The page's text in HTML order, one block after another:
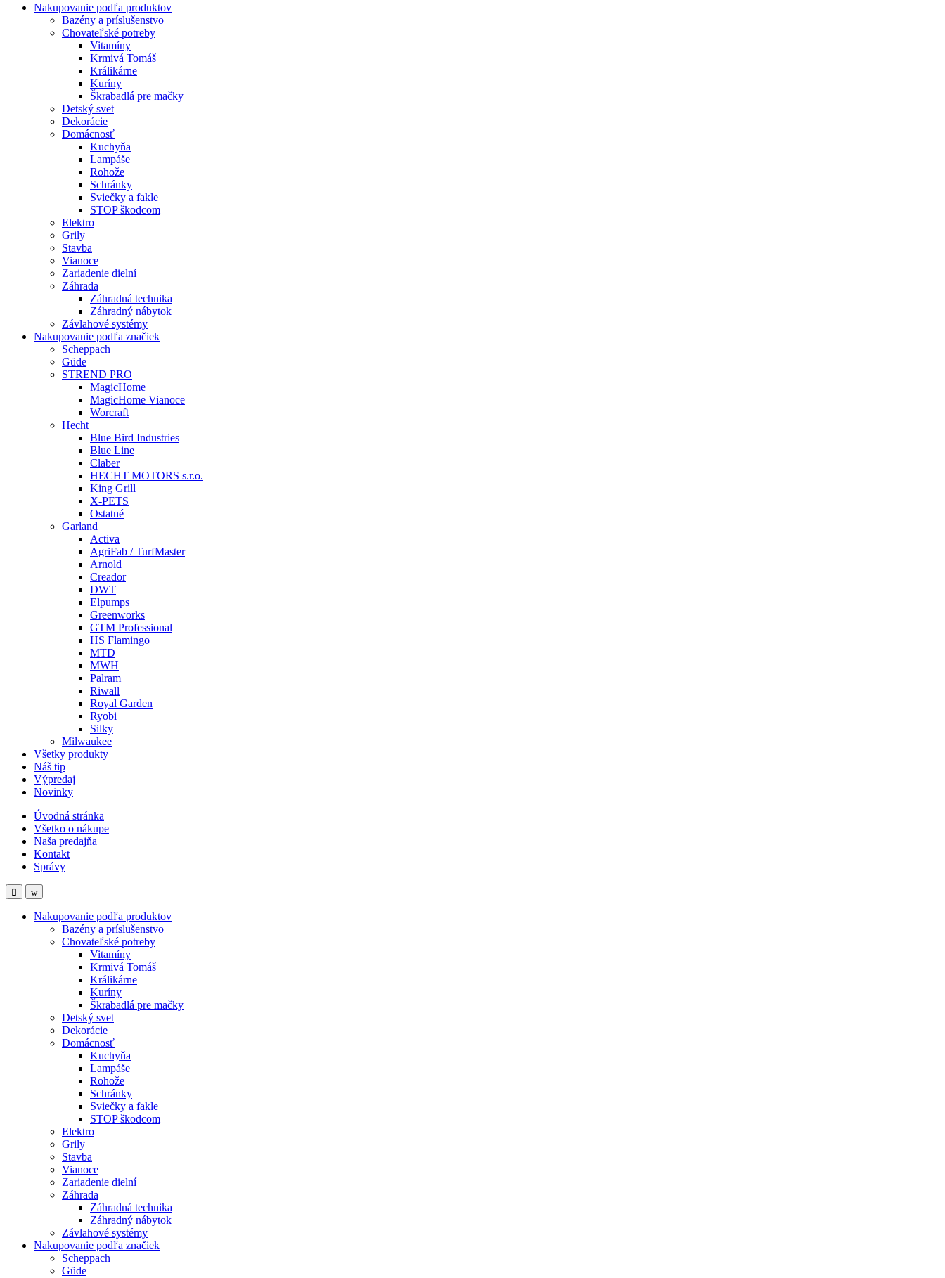
Nakupovanie podľa produktov
Bazény a príslušenstvo
Chovateľské potreby
Vitamíny
Krmivá Tomáš
Králikárne
Kuríny
Škrabadlá pre mačky
Detský svet
Dekorácie
Domácnosť
Kuchyňa
Lampáše
Rohože
Schránky
Sviečky a fakle
STOP škodcom
Elektro
Grily
Stavba
Vianoce
Zariadenie dielní
Záhrada
Záhradná technika
Záhradný nábytok
Závlahové systémy
Nakupovanie podľa značiek
Scheppach
Güde
STREND PRO
MagicHome
MagicHome Vianoce
Worcraft
Hecht
Blue Bird Industries
Blue Line
Claber
HECHT MOTORS s.r.o.
King Grill
X-PETS
Ostatné
Garland
Activa
AgriFab / TurfMaster
Arnold
Creador
DWT
Elpumps
Greenworks
GTM Professional
HS Flamingo
MTD
MWH
Palram
Riwall
Royal Garden
Ryobi
Silky
Milwaukee
Všetky produkty
Náš tip
Výpredaj
Novinky
Úvodná stránka
Všetko o nákupe
Naša predajňa
Kontakt
Správy
Nakupovanie podľa produktov
Bazény a príslušenstvo
Chovateľské potreby
Vitamíny
Krmivá Tomáš
Králikárne
Kuríny
Škrabadlá pre mačky
Detský svet
Dekorácie
Domácnosť
Kuchyňa
Lampáše
Rohože
Schránky
Sviečky a fakle
STOP škodcom
Elektro
Grily
Stavba
Vianoce
Zariadenie dielní
Záhrada
Záhradná technika
Záhradný nábytok
Závlahové systémy
Nakupovanie podľa značiek
Scheppach
Güde